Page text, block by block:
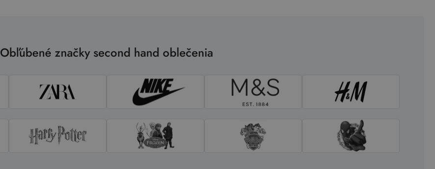
Obľúbené značky second hand oblečenia